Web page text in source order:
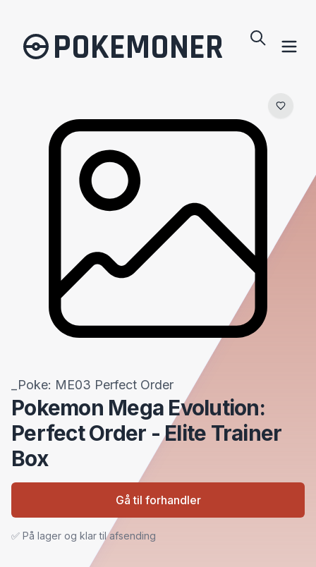
POKEMONER
_Poke: ME03 Perfect Order
Pokemon Mega Evolution:
Perfect Order - Elite Trainer
Box
✅ På lager og klar til afsending
Gå til forhandler